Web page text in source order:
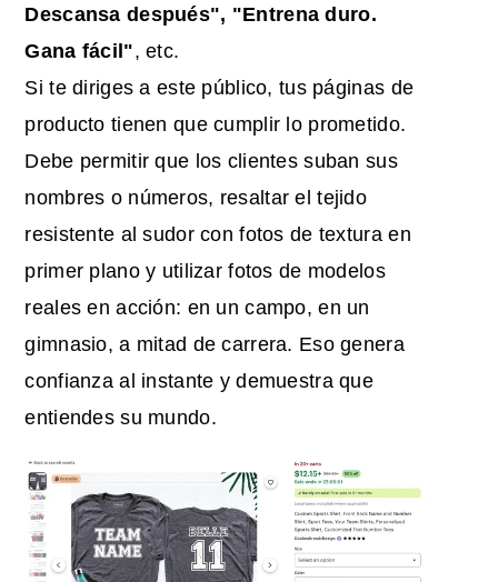
Descansa después", "Entrena duro.
Gana fácil", etc.
Si te diriges a este público, tus páginas de
producto tienen que cumplir lo prometido.
Debe permitir que los clientes suban sus
nombres o números, resaltar el tejido
resistente al sudor con fotos de textura en
primer plano y utilizar fotos de modelos
reales en acción: en un campo, en un
gimnasio, a mitad de carrera. Eso genera
confianza al instante y demuestra que
entiendes su mundo.